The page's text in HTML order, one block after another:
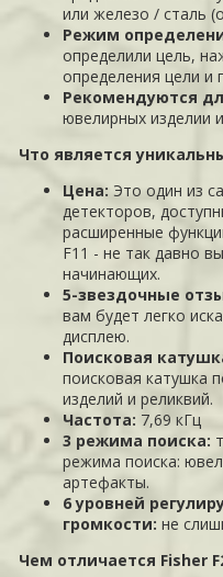
или железо / сталь
Режим
определили цель,
определения цели и
Рекомендуются
ювелирных изделии
Что является
Цена:Это один из
детекторов,
расширенные
F11 - не так давно
начинающих.
5-звездочные
вам будет легко
дисплею.
Поисковая
поисковая катушка
изделий и реликвий.
Частота: 7,69 кГц
3 режима поиска:
режима поиска:
артефакты.
6 уровней
громкости:не
Чем отличается Fisher